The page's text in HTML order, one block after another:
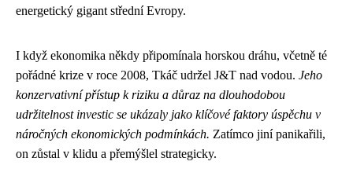
energetický gigant střední Evropy.
I když ekonomika někdy připomínala horskou dráhu, včetně té
pořádné krize v roce 2008, Tkáč udržel J&T nad vodou. Jeho
konzervativní přístup k riziku a důraz na dlouhodobou
udržitelnost investic se ukázaly jako klíčové faktory úspěchu v
náročných ekonomických podmínkách. Zatímco jiní panikařili,
on zůstal v klidu a přemýšlel strategicky.